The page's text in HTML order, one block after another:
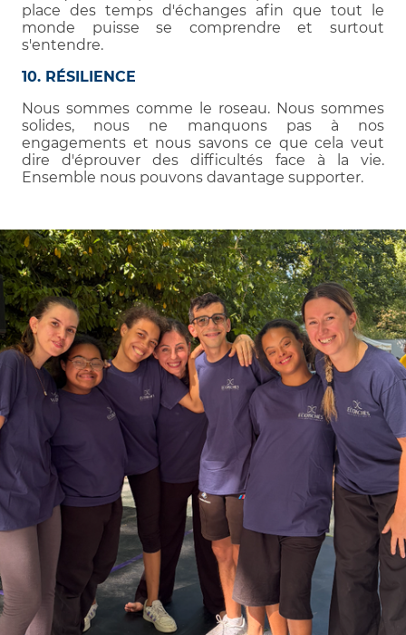
place des temps d'échanges afin que tout le
monde puisse se comprendre et surtout
s'entendre.
10. RÉSILIENCE
Nous sommes comme le roseau. Nous sommes
solides, nous ne manquons pas à nos
engagements et nous savons ce que cela veut
dire d'éprouver des difficultés face à la vie.
Ensemble nous pouvons davantage supporter.